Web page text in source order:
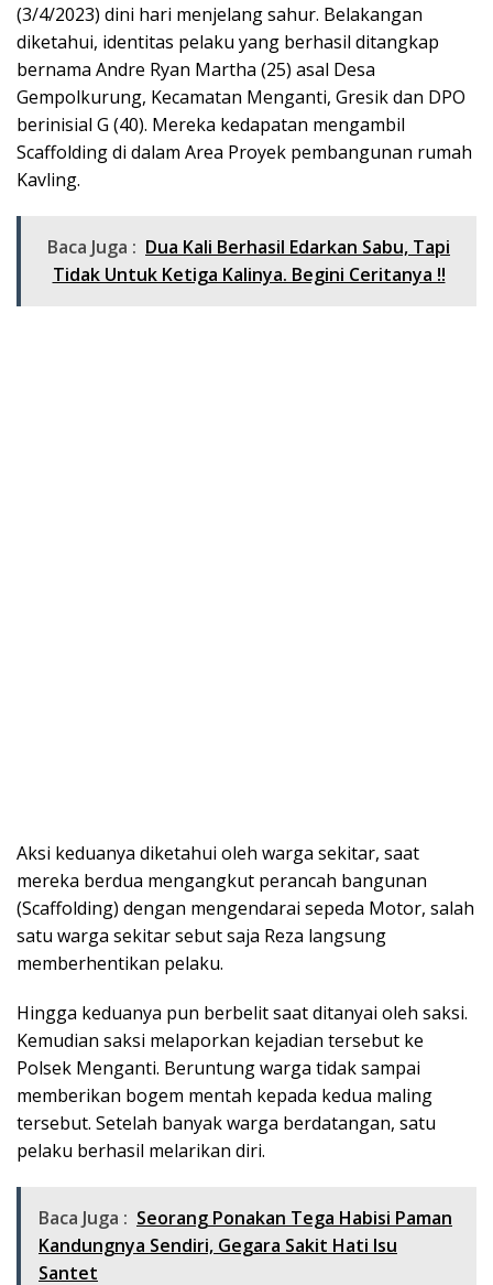
(3/4/2023) dini hari menjelang sahur. Belakangan
diketahui, identitas pelaku yang berhasil ditangkap
bernama Andre Ryan Martha (25) asal Desa
Gempolkurung, Kecamatan Menganti, Gresik dan DPO
berinisial G (40). Mereka kedapatan mengambil
Scaffolding di dalam Area Proyek pembangunan rumah
Kavling.
Baca Juga : Dua Kali Berhasil Edarkan Sabu, Tapi
Tidak Untuk Ketiga Kalinya. Begini Ceritanya !!
Aksi keduanya diketahui oleh warga sekitar, saat
mereka berdua mengangkut perancah bangunan
(Scaffolding) dengan mengendarai sepeda Motor, salah
satu warga sekitar sebut saja Reza langsung
memberhentikan pelaku.
Hingga keduanya pun berbelit saat ditanyai oleh saksi.
Kemudian saksi melaporkan kejadian tersebut ke
Polsek Menganti. Beruntung warga tidak sampai
memberikan bogem mentah kepada kedua maling
tersebut. Setelah banyak warga berdatangan, satu
pelaku berhasil melarikan diri.
Baca Juga : Seorang Ponakan Tega Habisi Paman
Kandungnya Sendiri, Gegara Sakit Hati Isu
Santet